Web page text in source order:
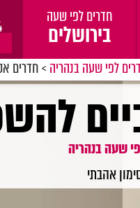
חדרים לפי שעה
בירושלים
לפי שעה בנהריה >חדרים
שעה בנהריה
אהבתי